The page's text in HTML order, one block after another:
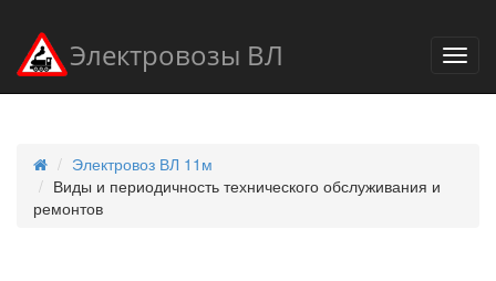
Электровозы ВЛ
Электровоз ВЛ 11м
Виды и периодичность технического обслуживания и
ремонтов